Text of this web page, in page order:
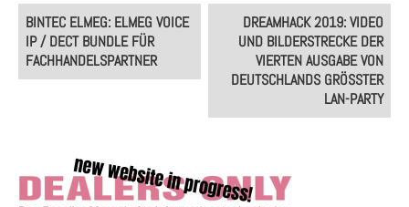
Post
navigation
BINTEC ELMEG: ELMEG VOICE
IP / DECT BUNDLE FÜR
FACHHANDELSPARTNER
DREAMHACK 2019: VIDEO
UND BILDERSTRECKE DER
VIERTEN AUSGABE VON
DEUTSCHLANDS GRÖSSTER L
AN-PARTY